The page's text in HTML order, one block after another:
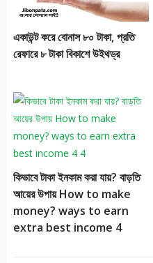
একাউন্ট করে বোনাস ৮০ টাকা, প্রতি
রেফারে ৮ টাকা বিকাশে উইথড্র
কিভাবে টাকা ইনকাম করা যায়? বাড়তি
আয়ের উপায় How to make
money? ways to earn
extra best income 4